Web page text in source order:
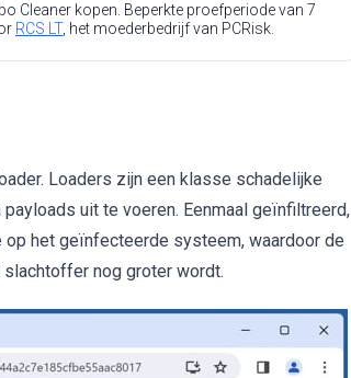
Cleaner kopen. Beperkte proefperiode van 7
RCS LT, het moederbedrijf van PCRisk.
Loaders zijn een klasse schadelijke
uit te voeren. Eenmaal geïnfiltreerd,
het geïnfecteerde systeem, waardoor de
nog groter wordt.